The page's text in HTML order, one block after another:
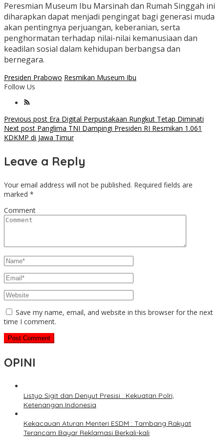
Peresmian Museum Ibu Marsinah dan Rumah Singgah ini
diharapkan dapat menjadi pengingat bagi generasi muda
akan pentingnya perjuangan, keberanian, serta
penghormatan terhadap nilai-nilai kemanusiaan dan
keadilan sosial dalam kehidupan berbangsa dan
bernegara.
Presiden Prabowo Resmikan Museum Ibu
Follow Us
Post
navigation
Previous post Era Digital Perpustakaan Rungkut Tetap Diminati
Next post Panglima TNI Dampingi Presiden RI Resmikan 1.061
KDKMP di Jawa Timur
Leave a Reply
Your email address will not be published. Required fields are
marked *
Comment
Save my name, email, and website in this browser for the next
time I comment.
OPINI
Listyo Sigit dan Denyut Presisi : Kekuatan Polri,
Ketenangan Indonesia
Kekacauan Aturan Menteri ESDM : Tambang Rakyat
Terancam Bayar Reklamasi Berkali-kali